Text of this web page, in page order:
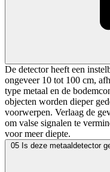
De detector heeft een
ongeveer 10 tot 100 cm,
type metaal en de
objecten worden dieper
voorwerpen. Verlaag de
om valse signalen te
voor meer diepte.
05 Is deze metaaldetector